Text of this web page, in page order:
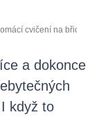
cvičení na břicho a
a dokonce
když to